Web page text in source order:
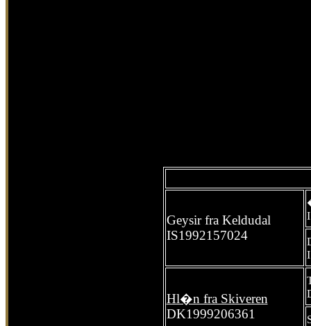
Geysir fra Keldudal
IS1992157024
Hl�n fra Skiveren
DK1999206361